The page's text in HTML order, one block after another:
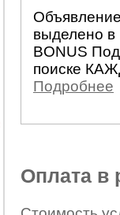
выделено в
BONUS
поиске
Подробнее
Оплата в